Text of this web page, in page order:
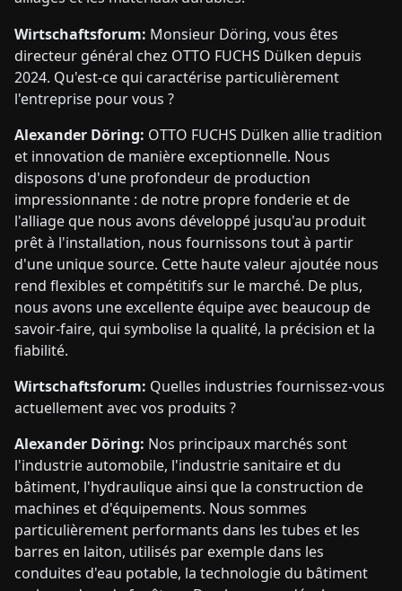
Wirtschaftsforum: Monsieur Döring, vous êtes
directeur général chez OTTO FUCHS Dülken depuis
2024. Qu'est-ce qui caractérise particulièrement
l'entreprise pour vous ?
Alexander Döring: OTTO FUCHS Dülken allie tradition
et innovation de manière exceptionnelle. Nous
disposons d'une profondeur de production
impressionnante : de notre propre fonderie et de
l'alliage que nous avons développé jusqu'au produit
prêt à l'installation, nous fournissons tout à partir
d'une unique source. Cette haute valeur ajoutée nous
rend flexibles et compétitifs sur le marché. De plus,
nous avons une excellente équipe avec beaucoup de
savoir-faire, qui symbolise la qualité, la précision et la
fiabilité.
Wirtschaftsforum: Quelles industries fournissez-vous
actuellement avec vos produits ?
Alexander Döring: Nos principaux marchés sont
l'industrie automobile, l'industrie sanitaire et du
bâtiment, l'hydraulique ainsi que la construction de
machines et d'équipements. Nous sommes
particulièrement performants dans les tubes et les
barres en laiton, utilisés par exemple dans les
conduites d'eau potable, la technologie du bâtiment